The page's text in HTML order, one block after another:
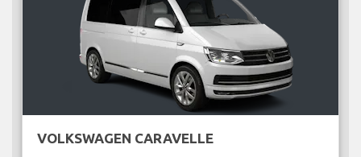
VOLKSWAGEN CARAVELLE